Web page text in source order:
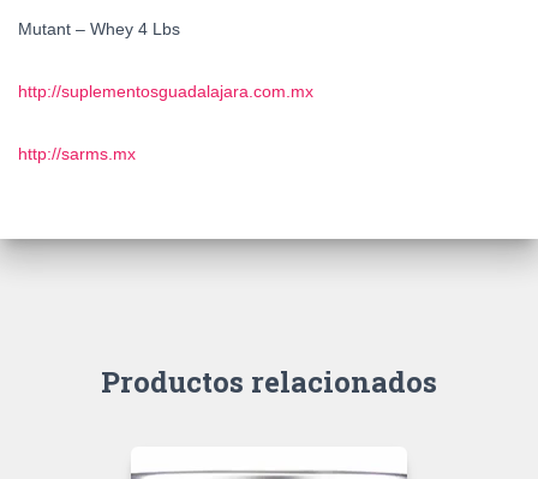
Mutant – Whey 4 Lbs
http://suplementosguadalajara.com.mx
http://sarms.mx
Productos relacionados